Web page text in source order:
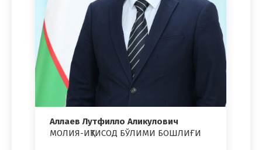
Аллаев Лутфилло Аликулович
МОЛИЯ-ИҚТИСОД БЎЛИМИ БОШЛИҒИ